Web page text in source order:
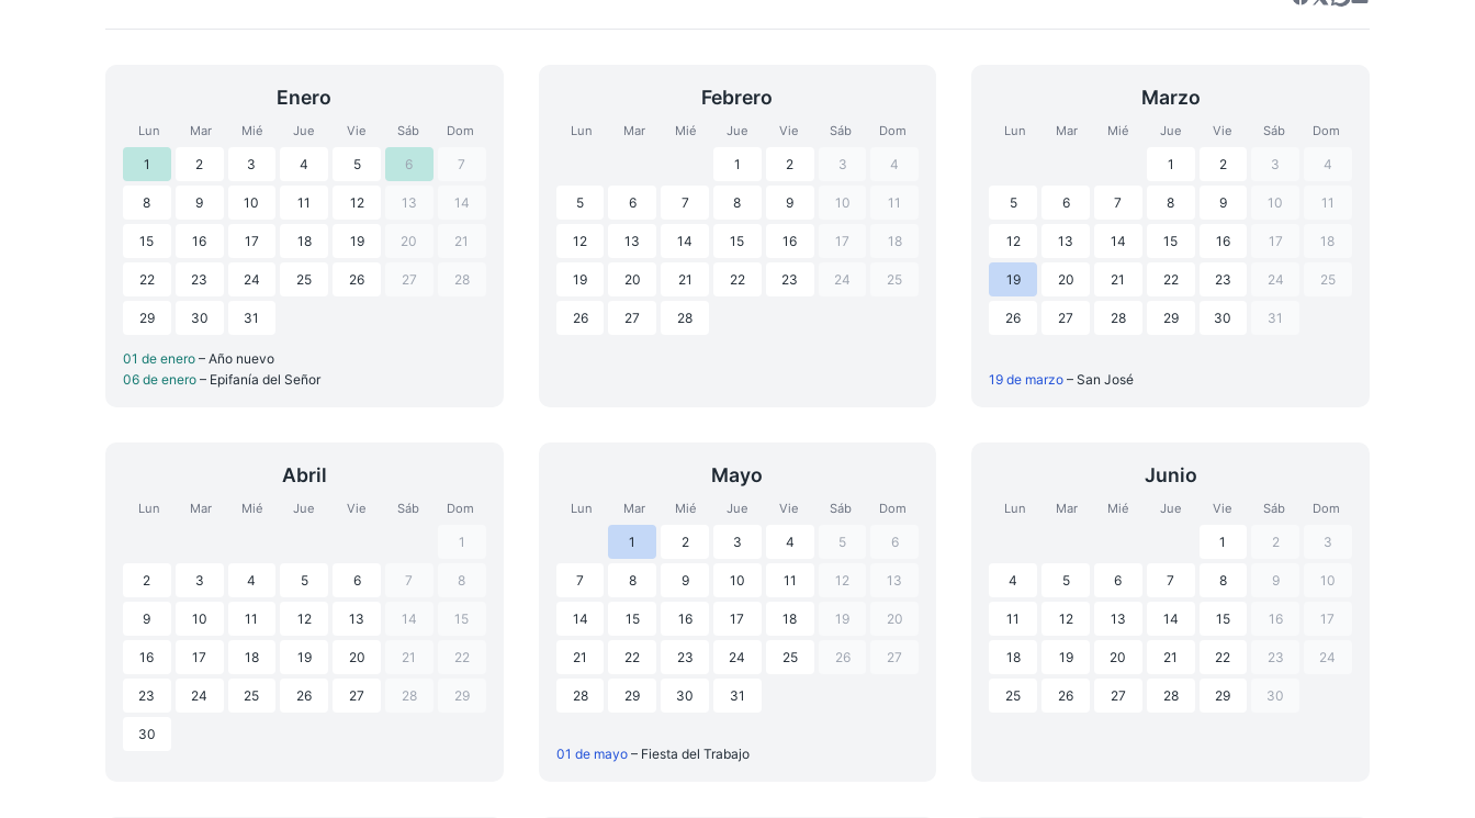
Enero
Lun Mar Mié Jue Vie Sáb Dom
1 2 3 4 5 6 7
8 9 10 11 12 13 14
15 16 17 18 19 20 21
22 23 24 25 26 27 28
29 30 31
01 de enero – Año nuevo
06 de enero – Epifanía del Señor
Febrero
Lun Mar Mié Jue Vie Sáb Dom
1 2 3 4
5 6 7 8 9 10 11
12 13 14 15 16 17 18
19 20 21 22 23 24 25
26 27 28
Marzo
Lun Mar Mié Jue Vie Sáb Dom
1 2 3 4
5 6 7 8 9 10 11
12 13 14 15 16 17 18
19 20 21 22 23 24 25
26 27 28 29 30 31
19 de marzo– San José
Abril
Lun Mar Mié Jue Vie Sáb Dom
1
2 3 4 5 6 7 8
9 10 11 12 13 14 15
16 17 18 19 20 21 22
23 24 25 26 27 28 29
30
Mayo
Lun Mar Mié Jue Vie Sáb Dom
1 2 3 4 5 6
7 8 9 10 11 12 13
14 15 16 17 18 19 20
21 22 23 24 25 26 27
28 29 30 31
01 de mayo – Fiesta del Trabajo
Junio
Lun Mar Mié Jue Vie Sáb Dom
1 2 3
4 5 6 7 8 9 10
11 12 13 14 15 16 17
18 19 20 21 22 23 24
25 26 27 28 29 30